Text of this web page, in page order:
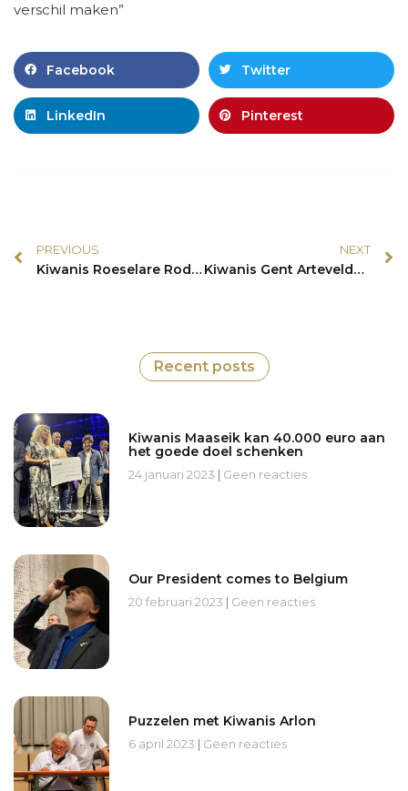
verschil maken”
Facebook Twitter
LinkedIn Pinterest
PREVIOUS
Kiwanis Roeselare Rodenbach maakt blijvend verschil voor kleuters in Zuid-Afrika
NEXT
Kiwanis Gent Artevelde schenkt zes gloednieuwe fietsen aan revalidatiecentrum UZ Gent
Recent posts
Kiwanis Maaseik kan 40.000 euro aan
het goede doel schenken
24 januari 2023 Geen reacties
Our President comes to Belgium
20 februari 2023 Geen reacties
Puzzelen met Kiwanis Arlon
6 april 2023 Geen reacties